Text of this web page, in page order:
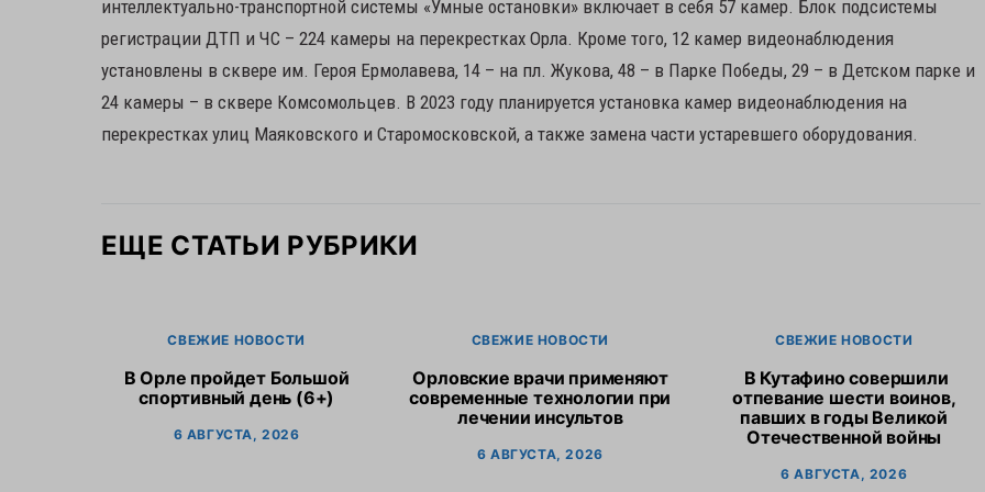
интеллектуально-транспортной системы «Умные остановки» включает в себя 57 камер. Блок подсистемы
регистрации ДТП и ЧС – 224 камеры на перекрестках Орла. Кроме того, 12 камер видеонаблюдения
установлены в сквере им. Героя Ермолавева, 14 – на пл. Жукова, 48 – в Парке Победы, 29 – в Детском парке и
24 камеры – в сквере Комсомольцев. В 2023 году планируется установка камер видеонаблюдения на
перекрестках улиц Маяковского и Старомосковской, а также замена части устаревшего оборудования.
ЕЩЕ СТАТЬИ РУБРИКИ
СВЕЖИЕ НОВОСТИ
В Орле пройдет Большой
спортивный день (6+)
6 АВГУСТА, 2026
СВЕЖИЕ НОВОСТИ
Орловские врачи применяют
современные технологии при
лечении инсультов
6 АВГУСТА, 2026
СВЕЖИЕ НОВОСТИ
В Кутафино совершили
отпевание шести воинов,
павших в годы Великой
Отечественной войны
6 АВГУСТА, 2026